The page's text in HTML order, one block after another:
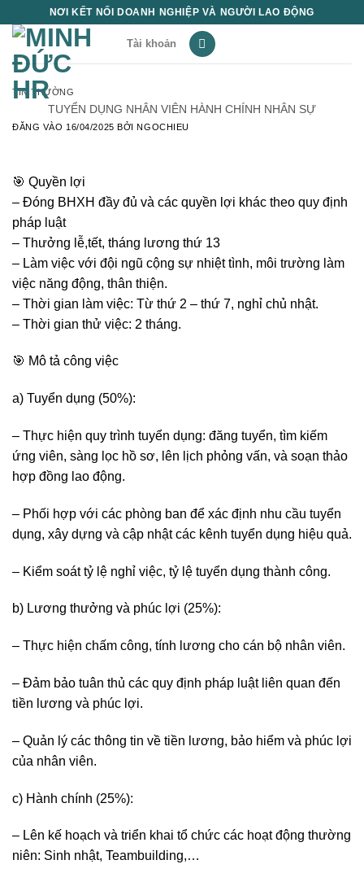
qua
dung
NƠI KẾT NỐI DOANH NGHIỆP VÀ NGƯỜI LAO ĐỘNG
Tài khoản
TIN THƯỜNG
TUYỂN DỤNG NHÂN VIÊN HÀNH CHÍNH NHÂN SỰ
ĐĂNG VÀO 16/04/2025 BỞINGOCHIEU
🎯 Quyền lợi
– Đóng BHXH đầy đủ và các quyền lợi khác theo quy định
pháp luật
– Thưởng lễ,tết, tháng lương thứ 13
– Làm việc với đội ngũ cộng sự nhiệt tình, môi trường làm
việc năng động, thân thiện.
– Thời gian làm việc: Từ thứ 2 – thứ 7, nghỉ chủ nhật.
– Thời gian thử việc: 2 tháng.
🎯 Mô tả công việc
a) Tuyển dụng (50%):
– Thực hiện quy trình tuyển dụng: đăng tuyển, tìm kiếm
ứng viên, sàng lọc hồ sơ, lên lịch phỏng vấn, và soạn thảo
hợp đồng lao động.
– Phối hợp với các phòng ban để xác định nhu cầu tuyển
dụng, xây dựng và cập nhật các kênh tuyển dụng hiệu quả.
– Kiểm soát tỷ lệ nghỉ việc, tỷ lệ tuyển dụng thành công.
b) Lương thưởng và phúc lợi (25%):
– Thực hiện chấm công, tính lương cho cán bộ nhân viên.
– Đảm bảo tuân thủ các quy định pháp luật liên quan đến
tiền lương và phúc lợi.
– Quản lý các thông tin về tiền lương, bảo hiểm và phúc lợi
của nhân viên.
c) Hành chính (25%):
– Lên kế hoạch và triển khai tổ chức các hoạt động thường
niên: Sinh nhật, Teambuilding,…